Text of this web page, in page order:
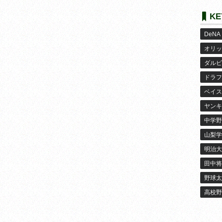
DeNA
オリ
ダル
ドラ
ベイ
ヤン
中学
山梨
明治大
田中
野球
高校